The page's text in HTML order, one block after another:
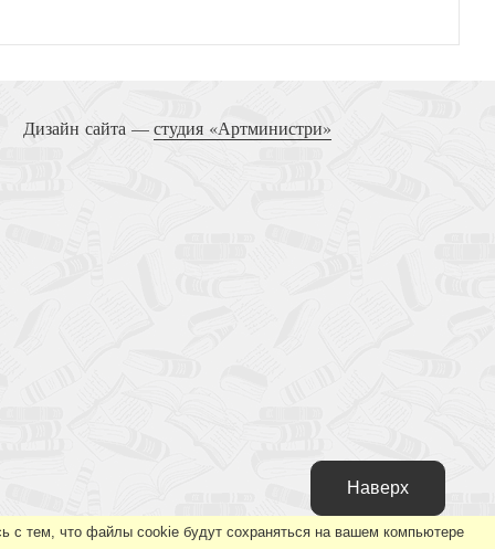
Дизайн сайта —студия «Артминистри»
с тем, что файлы cookie будут сохраняться на вашем компьютере
Наверх